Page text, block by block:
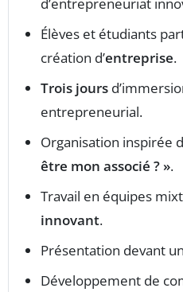
Élèves et étudiants
création d’entreprise.
Trois jours
entrepreneurial.
Organisation inspirée
être mon associé ? ».
Travail en équipes
innovant.
Présentation devant un
Développement de